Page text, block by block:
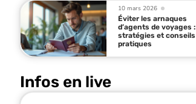
10 mars 2026
Éviter les arnaques
d’agents de voyages :
stratégies et conseils
pratiques
Infos en live